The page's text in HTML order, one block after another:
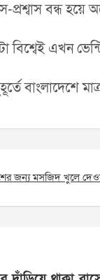
বন্ধ হয়ে
বিশ্বেই এখন
জন্য মসজিদ খুলে